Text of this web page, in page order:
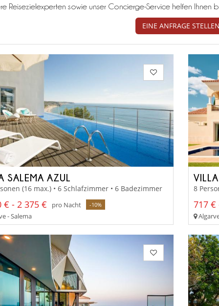
Reisezielexperten sowie unser Concierge-Service helfen
EINE ANFRAGE
SALEMA AZUL
(16 max.) • 6 Schlafzimmer • 6 Badezimmer
€ - 2 375 € pro Nacht -10%
- Salema
8
717 €